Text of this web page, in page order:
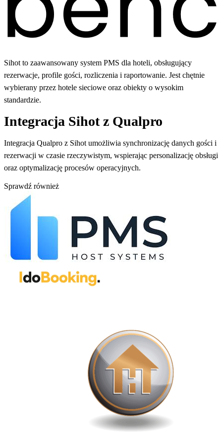
Sihot to zaawansowany system PMS dla hoteli, obsługujący
rezerwacje, profile gości, rozliczenia i raportowanie. Jest chętnie
wybierany przez hotele sieciowe oraz obiekty o wysokim
standardzie.
Integracja Sihot z Qualpro
Integracja Qualpro z Sihot umożliwia synchronizację danych gości i
rezerwacji w czasie rzeczywistym, wspierając personalizację obsługi
oraz optymalizację procesów operacyjnych.
Sprawdź również